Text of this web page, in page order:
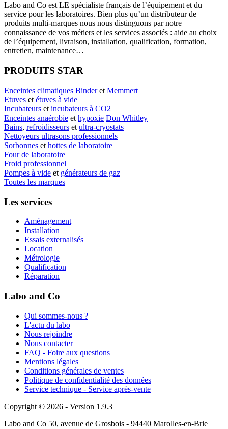
Labo and Co est LE spécialiste français de l’équipement et du
service pour les laboratoires. Bien plus qu’un distributeur de
produits multi-marques nous nous distinguons par notre
connaissance de vos métiers et les services associés : aide au choix
de l’équipement, livraison, installation, qualification, formation,
entretien, maintenance…
PRODUITS STAR
Enceintes climatiques Binderet Memmert
Etuves et étuves à vide
Incubateurs et incubateurs à CO2
Enceintes anaérobie et hypoxie Don Whitley
Bains, refroidisseurs et ultra-cryostats
Nettoyeurs ultrasons professionnels
Sorbonnes et hottes de laboratoire
Four de laboratoire
Froid professionnel
Pompes à vide et générateurs de gaz
Toutes les marques
Les services
Aménagement
Installation
Essais externalisés
Location
Métrologie
Qualification
Réparation
Labo and Co
Qui sommes-nous ?
L'actu du labo
Nous rejoindre
Nous contacter
FAQ - Foire aux questions
Mentions légales
Conditions générales de ventes
Politique de confidentialité des données
Service technique - Service après-vente
Copyright © 2026 - Version 1.9.3
Labo and Co 50, avenue de Grosbois - 94440 Marolles-en-Brie